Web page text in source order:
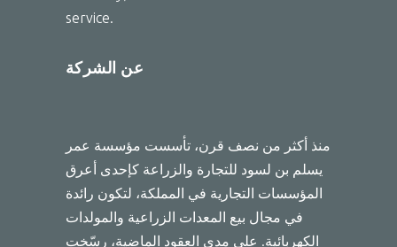
service.
عن الشركة
منذ أكثر من نصف قرن، تأسست مؤسسة عمر
يسلم بن لسود للتجارة والزراعة كإحدى أعرق
المؤسسات التجارية في المملكة، لتكون رائدة
في مجال بيع المعدات الزراعية والمولدات
الكهربائية. على مدى العقود الماضية، رسّخت